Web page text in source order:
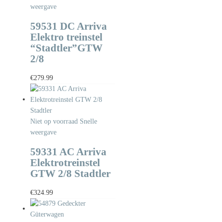
weergave
59531 DC Arriva
Elektro treinstel
“Stadtler”GTW
2/8
€279.99
Niet op voorraad Snelle
weergave
59331 AC Arriva
Elektrotreinstel
GTW 2/8 Stadtler
€324.99